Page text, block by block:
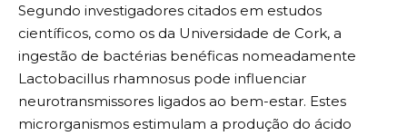
Segundo investigadores citados em estudos
científicos, como os da Universidade de Cork, a
ingestão de bactérias benéficas nomeadamente
Lactobacillus rhamnosus pode influenciar
neurotransmissores ligados ao bem-estar. Estes
microrganismos estimulam a produção do ácido